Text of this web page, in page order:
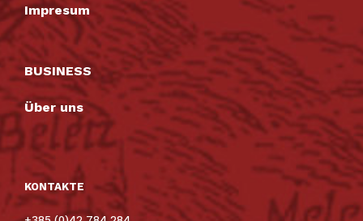
Impresum
BUSINESS
Über uns
KONTAKTE